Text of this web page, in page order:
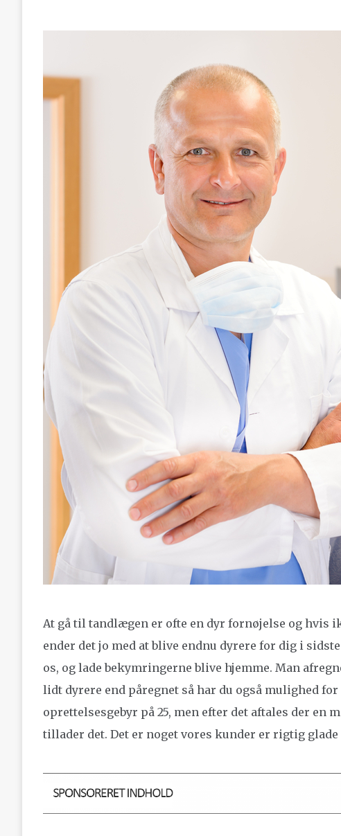
At gå til tandlægen er ofte en dyr fornøjelse og hvis
ender det jo med at blive endnu dyrere for dig i
os, og lade bekymringerne blive hjemme. Man
lidt dyrere end påregnet så har du også mulighed
oprettelsesgebyr på 25, men efter det aftales der en
tillader det. Det er noget vores kunder er rigtig glade